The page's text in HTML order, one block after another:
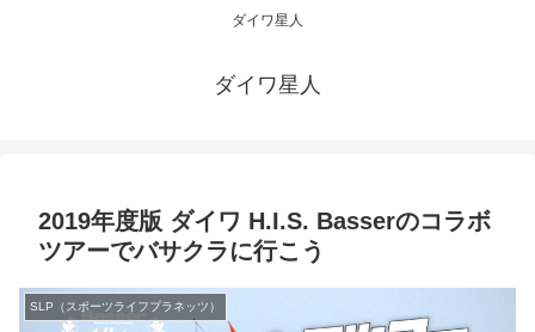
ダイワ星人
ダイワ星人
2019年度版 ダイワ H.I.S. Basserのコラボ
ツアーでバサクラに行こう
SLP（スポーツライフプラネッツ）